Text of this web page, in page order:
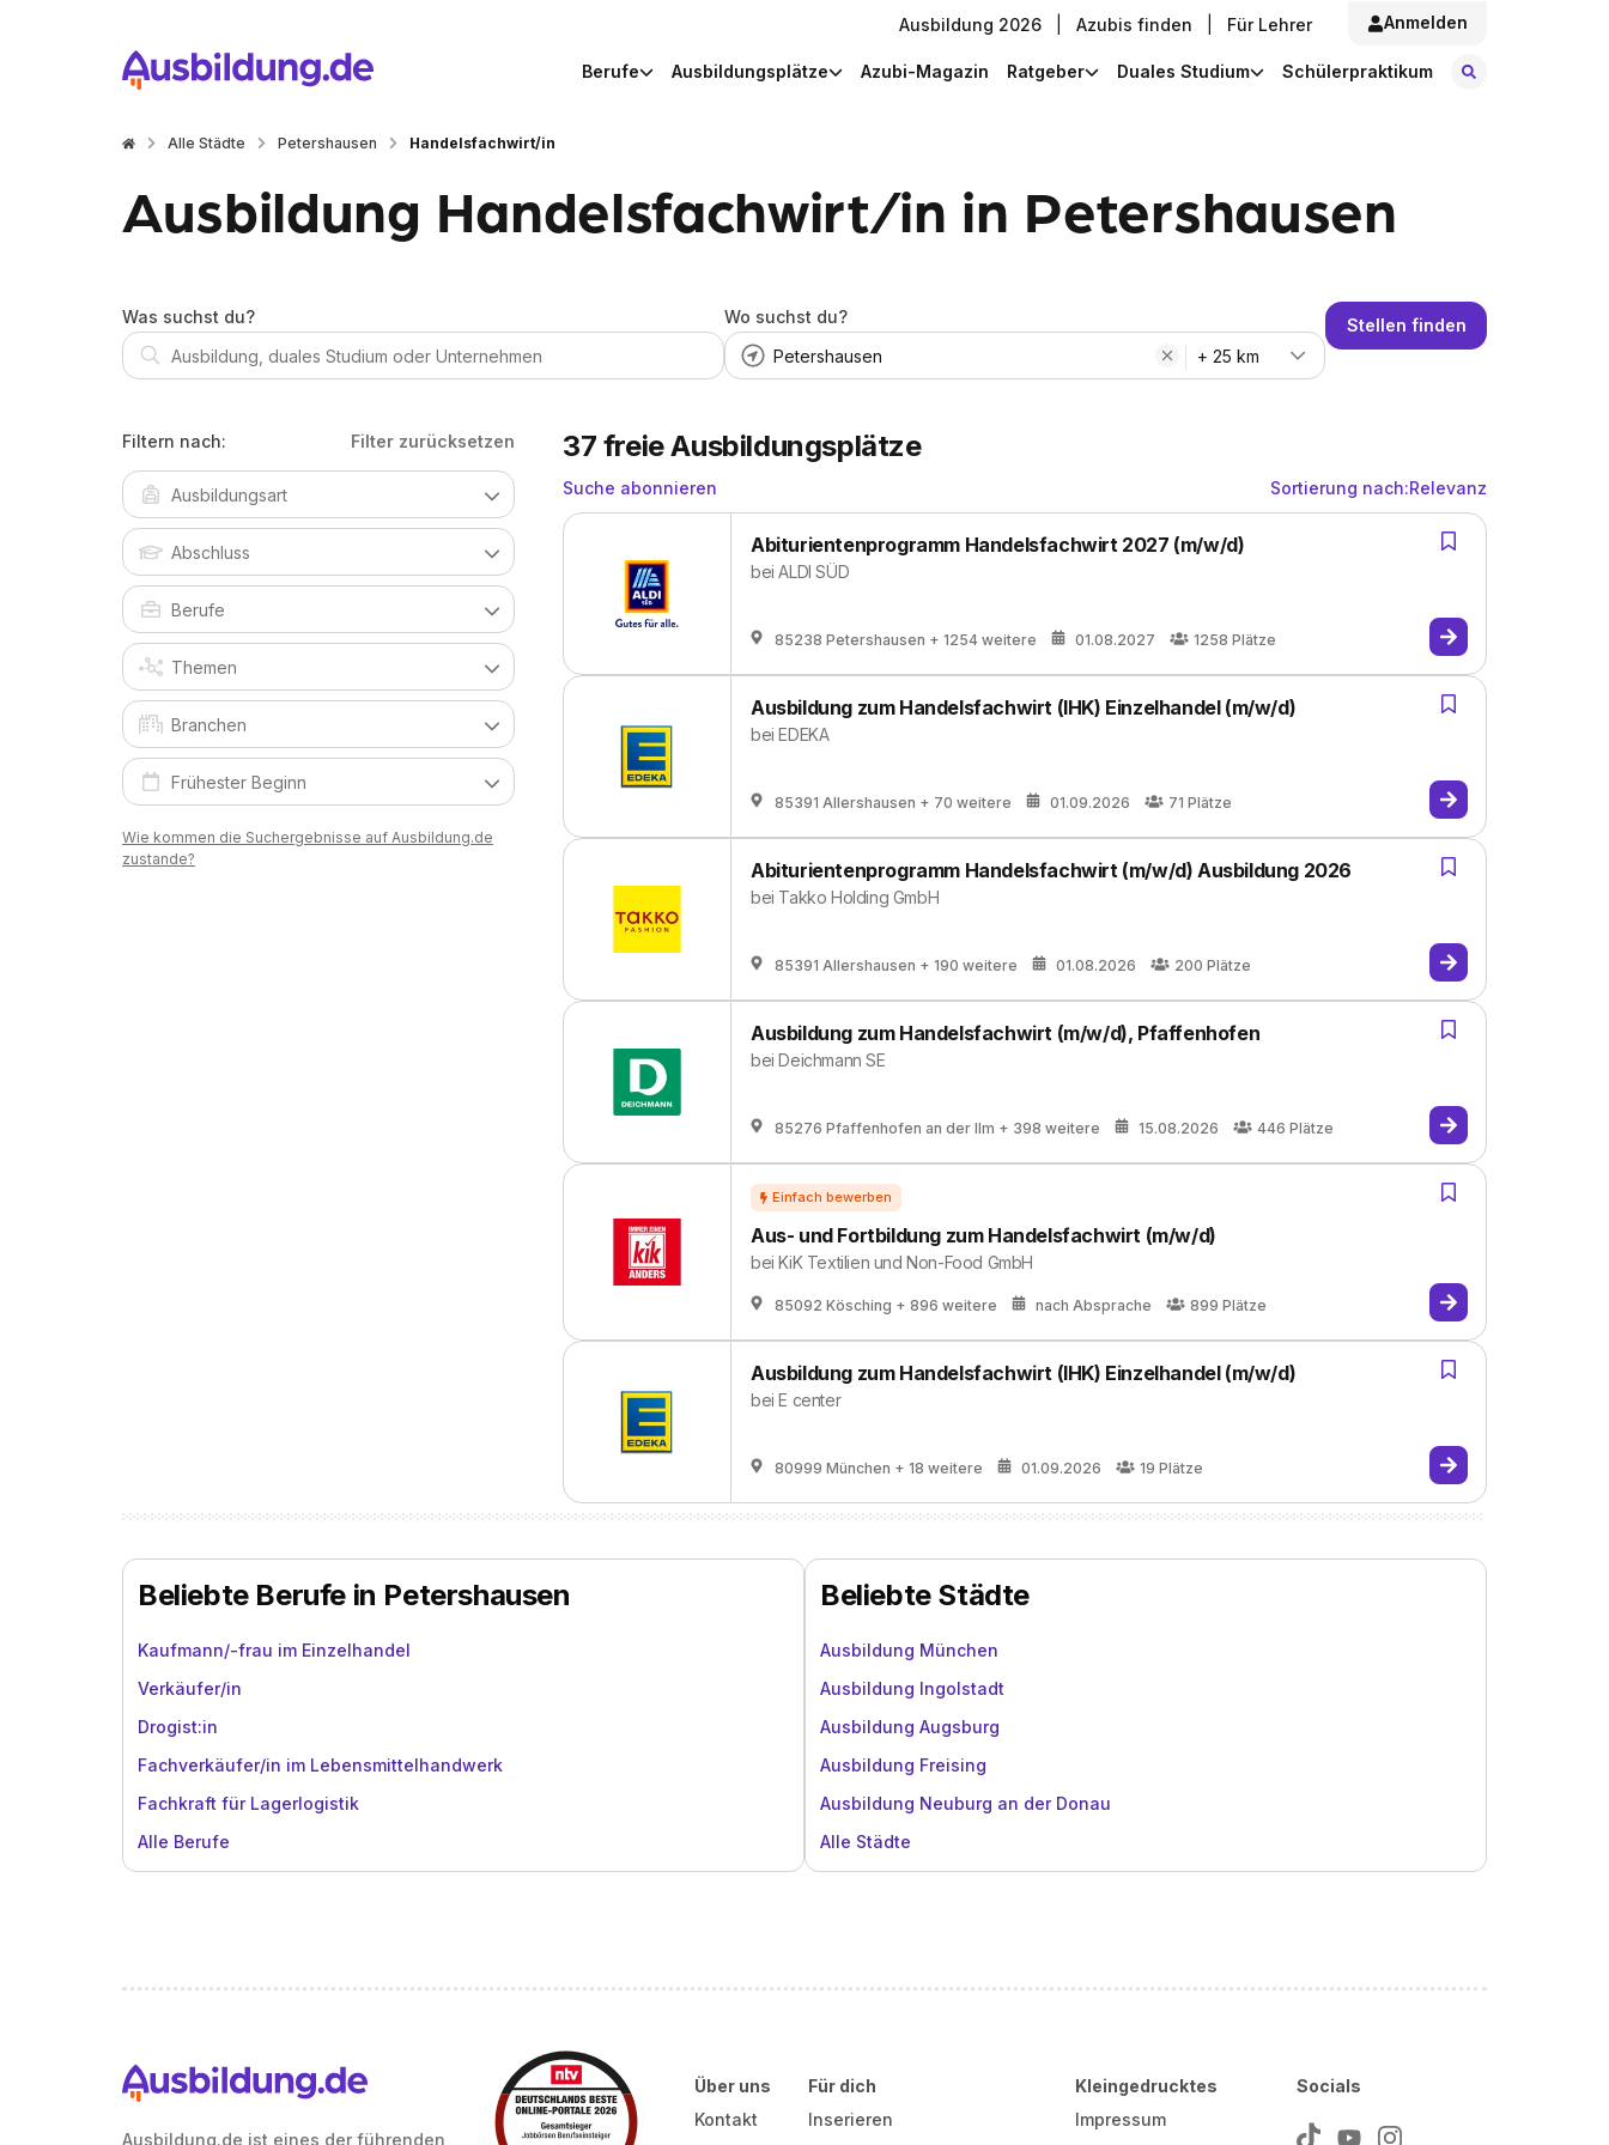
Ausbildung 2026 Azubis finden Für Lehrer Anmelden
Berufe Ausbildungsplätze Azubi-Magazin Ratgeber Duales Studium Schülerpraktikum
Alle Städte Petershausen Handelsfachwirt/in
Ausbildung Handelsfachwirt/in in Petershausen
Was suchst du?
Wo suchst du?
+ 25 km
Stellen finden
Filtern nach: Filter zurücksetzen
Wie kommen die Suchergebnisse auf Ausbildung.de
zustande?
37 freie Ausbildungsplätze
Suche abonnieren Sortierung nach:Relevanz
Abiturientenprogramm Handelsfachwirt 2027 (m/w/d)
beiALDI SÜD
85238 Petershausen + 1254 weitere 01.08.2027 1258 Plätze
Ausbildung zum Handelsfachwirt (IHK) Einzelhandel (m/w/d)
beiEDEKA
85391 Allershausen + 70 weitere 01.09.2026 71 Plätze
Abiturientenprogramm Handelsfachwirt (m/w/d) Ausbildung 2026
bei Takko Holding GmbH
85391 Allershausen + 190 weitere 01.08.2026 200 Plätze
Ausbildung zum Handelsfachwirt (m/w/d), Pfaffenhofen
beiDeichmann SE
85276 Pfaffenhofen an der Ilm + 398 weitere 15.08.2026 446 Plätze
Aus- und Fortbildung zum Handelsfachwirt (m/w/d)
beiKiK Textilien und Non-Food GmbH
85092 Kösching + 896 weitere nach Absprache 899 Plätze
Ausbildung zum Handelsfachwirt (IHK) Einzelhandel (m/w/d)
beiE center
80999 München + 18 weitere 01.09.2026 19 Plätze
Beliebte Berufe in Petershausen
Kaufmann/-frau im Einzelhandel
Verkäufer/in
Drogist:in
Fachverkäufer/in im Lebensmittelhandwerk
Fachkraft für Lagerlogistik
Alle Berufe
Beliebte Städte
Ausbildung München
Ausbildung Ingolstadt
Ausbildung Augsburg
Ausbildung Freising
Ausbildung Neuburg an der Donau
Alle Städte
Ausbildung.de ist eines der führenden
Über uns
Kontakt
Für dich
Inserieren
Kleingedrucktes
Impressum
Socials